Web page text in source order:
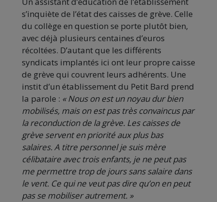
s’inquiète de l’état des caisses de grève. Celle
du collège en question se porte plutôt bien,
avec déjà plusieurs centaines d’euros
récoltées. D’autant que les différents
syndicats implantés ici ont leur propre caisse
de grève qui couvrent leurs adhérents. Une
instit d’un établissement du Petit Bard prend
la parole : « Nous on est un noyau dur bien
mobilisés, mais on est pas très convaincus par
la reconduction de la grève. Les caisses de
grève servent en priorité aux plus bas
salaires. A titre personnel je suis mère
célibataire avec trois enfants, je ne peut pas
me permettre trop de jours sans salaire dans
le vent. Ce qui ne veut pas dire qu’on en peut
pas se mobiliser autrement. »